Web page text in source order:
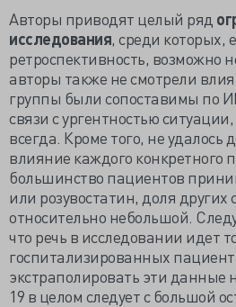
Авторы приводят целый ряд
исследования, среди которых,
ретроспективность, возможно
авторы также не смотрели
группы были сопоставимы по
связи с ургентностью
всегда. Кроме того, не удалось
влияние каждого конкретного
большинство пациентов
или розувостатин, доля других
относительно небольшой.
что речь в исследовании идет
госпитализированных
экстраполировать эти данные
19 в целом следует с большой